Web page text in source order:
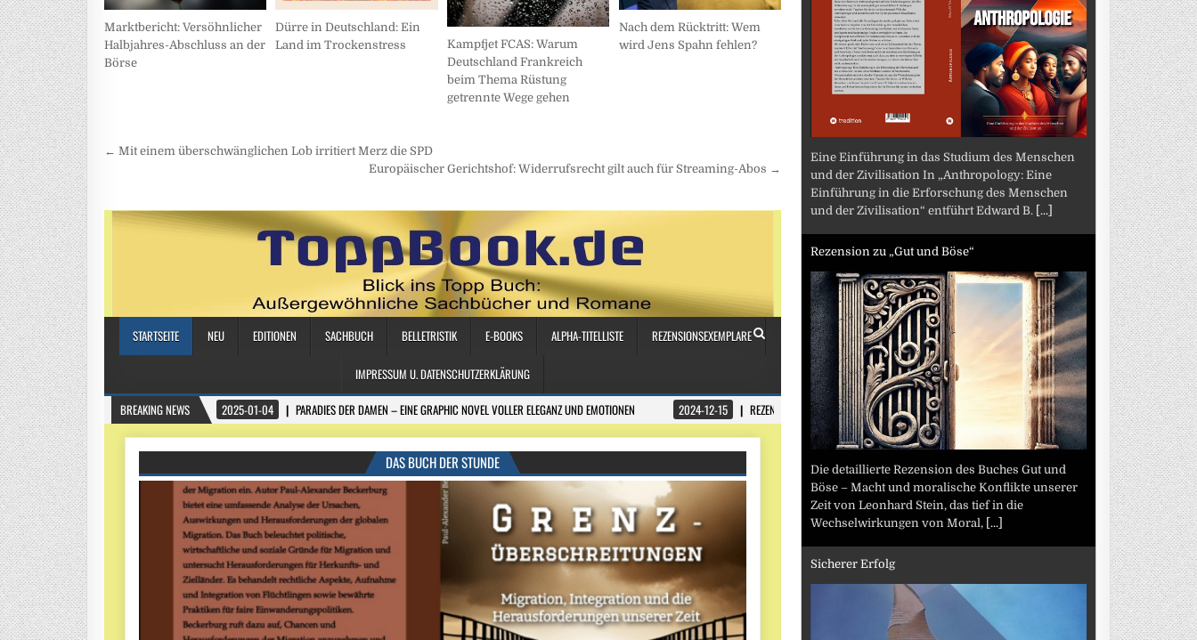
Marktbericht: Versöhnlicher
Halbjahres-Abschluss an der
Börse
Dürre in Deutschland: Ein
Land im Trockenstress
Kampfjet FCAS: Warum
Deutschland Frankreich
beim Thema Rüstung
getrennte Wege gehen
Nach dem Rücktritt: Wem
wird Jens Spahn fehlen?
Beitragsnavigation
← Mit einem überschwänglichen Lob irritiert Merz die SPD
Europäischer Gerichtshof: Widerrufsrecht gilt auch für Streaming-Abos →
Eine Einführung in das Studium des Menschen
und der Zivilisation In „Anthropology: Eine
Einführung in die Erforschung des Menschen
und der Zivilisation“ entführt Edward B. [...]
Rezension zu „Gut und Böse“
Die detaillierte Rezension des Buches Gut und
Böse – Macht und moralische Konflikte unserer
Zeit von Leonhard Stein, das tief in die
Wechselwirkungen von Moral, [...]
Sicherer Erfolg